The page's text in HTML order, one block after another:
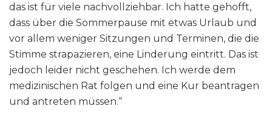
das ist für viele nachvollziehbar. Ich hatte gehofft,
dass über die Sommerpause mit etwas Urlaub und
vor allem weniger Sitzungen und Terminen, die die
Stimme strapazieren, eine Linderung eintritt. Das ist
jedoch leider nicht geschehen. Ich werde dem
medizinischen Rat folgen und eine Kur beantragen
und antreten müssen.“